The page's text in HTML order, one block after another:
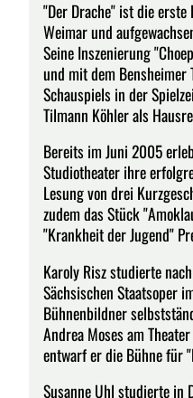
"Der Drache" ist die erste
Weimar und
Seine Inszenierung
und mit dem Bensheimer
Schauspiels in der
Tilmann Köhler als
Bereits im Juni 2005
Studiotheater ihre
Lesung von drei
zudem das Stück
"Krankheit der Jugend"
Karoly Risz studierte
Sächsischen Staatsoper
Bühnenbildner
Andrea Moses am
entwarf er die Bühne für
Susanne Uhl studierte in